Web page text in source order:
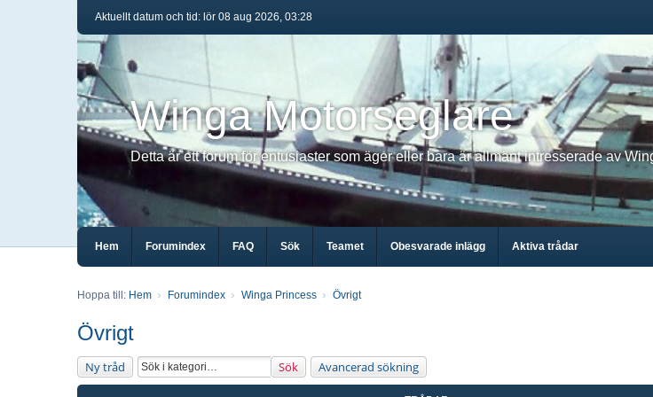
Aktuellt datum och tid: lör 08 aug 2026, 03:28
Winga Motorseglare
Detta är ett forum för entusiaster som äger eller bara är allmänt intresserade av
Hem Forumindex FAQ Sök Teamet Obesvarade inlägg Aktiva trådar
Hoppa till: Hem Forumindex Winga Princess Övrigt
Övrigt
Ny tråd Sök Avancerad sökning